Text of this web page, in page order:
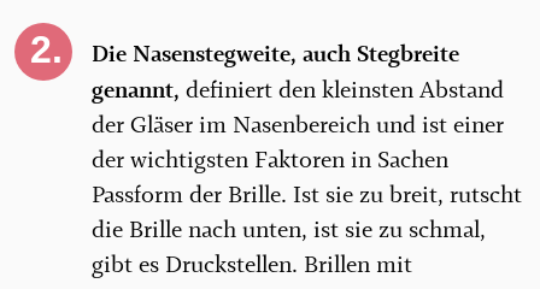
Die Nasenstegweite, auch Stegbreite
genannt, definiert den kleinsten Abstand
der Gläser im Nasenbereich und ist einer
der wichtigsten Faktoren in Sachen
Passform der Brille. Ist sie zu breit, rutscht
die Brille nach unten, ist sie zu schmal,
gibt es Druckstellen. Brillen mit